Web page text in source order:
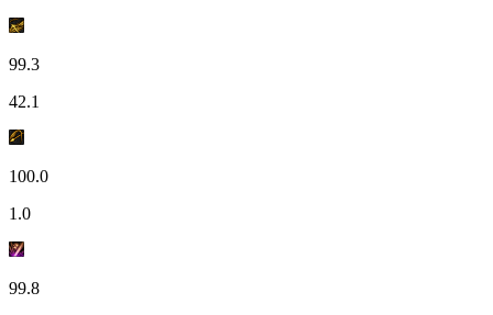
99.3
42.1
100.0
1.0
99.8